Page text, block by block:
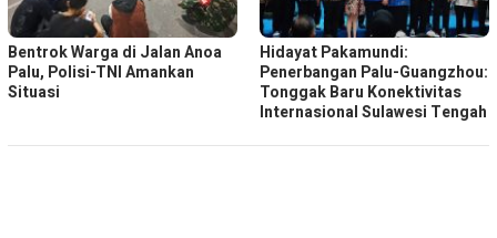
Bentrok Warga di Jalan Anoa
Palu, Polisi-TNI Amankan
Situasi
Hidayat Pakamundi:
Penerbangan Palu-Guangzhou:
Tonggak Baru Konektivitas
Internasional Sulawesi Tengah